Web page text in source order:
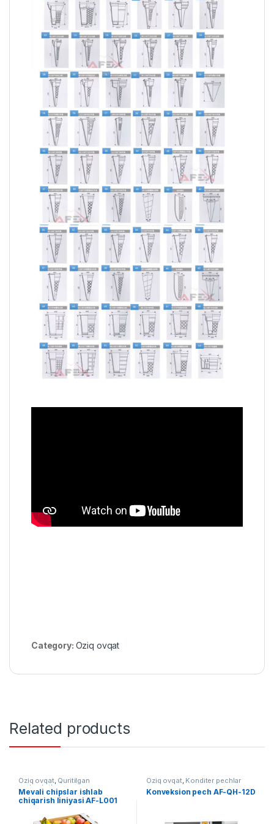
Category: Oziq ovqat
Related products
Oziq ovqat, Quritilgan
mahsulotlar
Mevali chipslar ishlab
chiqarish liniyasi AF-L001
Oziq ovqat, Konditer pechlar
Konveksion pech AF-QH-12D